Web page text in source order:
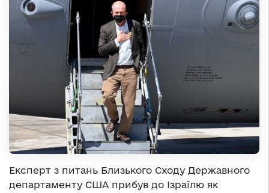
Експерт з питань Близького Сходу Державного
департаменту США прибув до Ізраїлю як